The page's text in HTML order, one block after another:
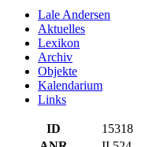
Lale Andersen
Aktuelles
Lexikon
Archiv
Objekte
Kalendarium
Links
ID
15318